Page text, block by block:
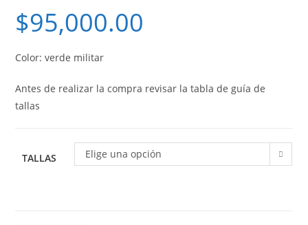
$95,000.00
Color: verde militar
Antes de realizar la compra revisar la tabla de guía de
tallas
TALLAS Elige una opción